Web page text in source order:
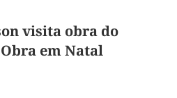
visita obra do
em Natal